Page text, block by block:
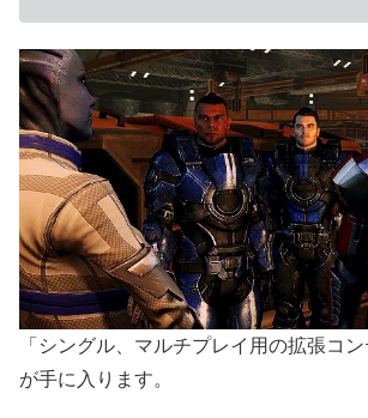
「シングル、マルチプレイ用の拡張コ
が手に入ります。